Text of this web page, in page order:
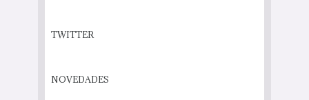
TWITTER
NOVEDADES